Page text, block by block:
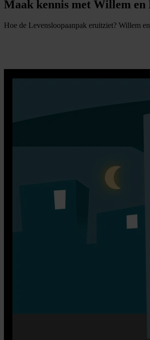
Maak kennis met Willem
Hoe de Levensloopaanpak eruitziet? Willem